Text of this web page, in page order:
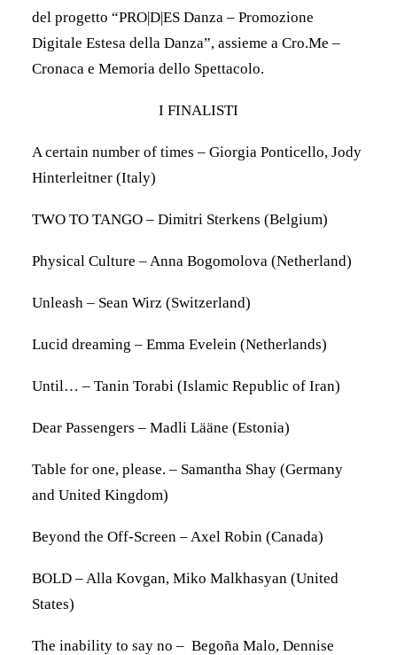
del progetto “PRO|D|ES Danza – Promozione
Digitale Estesa della Danza”, assieme a Cro.Me –
Cronaca e Memoria dello Spettacolo.
I FINALISTI
A certain number of times – Giorgia Ponticello, Jody
Hinterleitner (Italy)
TWO TO TANGO – Dimitri Sterkens (Belgium)
Physical Culture – Anna Bogomolova (Netherland)
Unleash – Sean Wirz (Switzerland)
Lucid dreaming – Emma Evelein (Netherlands)
Until… – Tanin Torabi (Islamic Republic of Iran)
Dear Passengers – Madli Lääne (Estonia)
Table for one, please. – Samantha Shay (Germany
and United Kingdom)
Beyond the Off-Screen – Axel Robin (Canada)
BOLD – Alla Kovgan, Miko Malkhasyan (United
States)
The inability to say no – Begoña Malo, Dennise